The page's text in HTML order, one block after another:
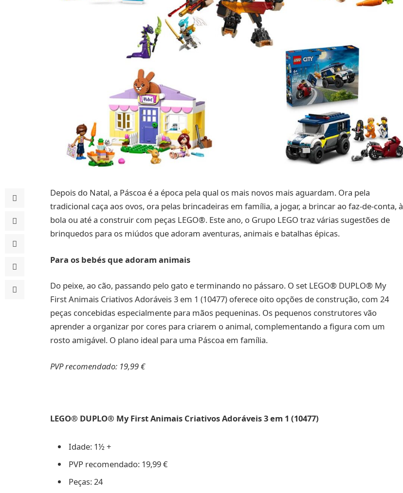
Depois do Natal, a Páscoa é a época pela qual os mais novos mais aguardam. Ora pela
tradicional caça aos ovos, ora pelas brincadeiras em família, a jogar, a brincar ao faz-de-conta, à
bola ou até a construir com peças LEGO®. Este ano, o Grupo LEGO traz várias sugestões de
brinquedos para os miúdos que adoram aventuras, animais e batalhas épicas.
Para os bebés que adoram animais
Do peixe, ao cão, passando pelo gato e terminando no pássaro. O set LEGO® DUPLO® My
First Animais Criativos Adoráveis 3 em 1 (10477) oferece oito opções de construção, com 24
peças concebidas especialmente para mãos pequeninas. Os pequenos construtores vão
aprender a organizar por cores para criarem o animal, complementando a figura com um
rosto amigável. O plano ideal para uma Páscoa em família.
PVP recomendado: 19,99 €
LEGO® DUPLO® My First Animais Criativos Adoráveis 3 em 1 (10477)
Idade: 1½ +
PVP recomendado: 19,99 €
Peças: 24